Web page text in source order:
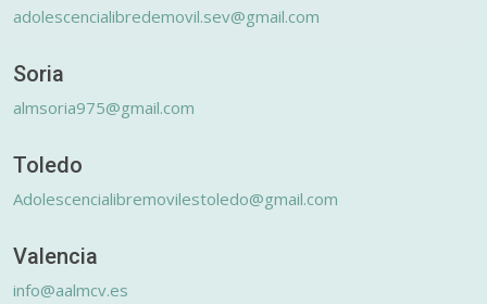
adolescencialibredemovil.sev@gmail.com
Soria
almsoria975@gmail.com
Toledo
Adolescencialibremovilestoledo@gmail.com
Valencia
info@aalmcv.es